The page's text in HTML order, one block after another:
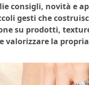
consigli, novità e
gesti che
su prodotti,
valorizzare la